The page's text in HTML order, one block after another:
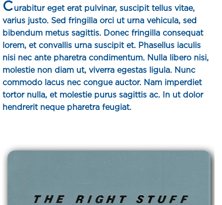
Curabitur eget erat pulvinar, suscipit tellus vitae,
varius justo. Sed fringilla orci ut urna vehicula, sed
bibendum metus sagittis. Donec fringilla consequat
lorem, et convallis urna suscipit et. Phasellus iaculis
nisi nec ante pharetra condimentum. Nulla libero nisi,
molestie non diam ut, viverra egestas ligula. Nunc
commodo lacus nec congue auctor. Nam imperdiet
tortor nulla, et molestie purus sagittis ac. In ut dolor
hendrerit neque pharetra feugiat.